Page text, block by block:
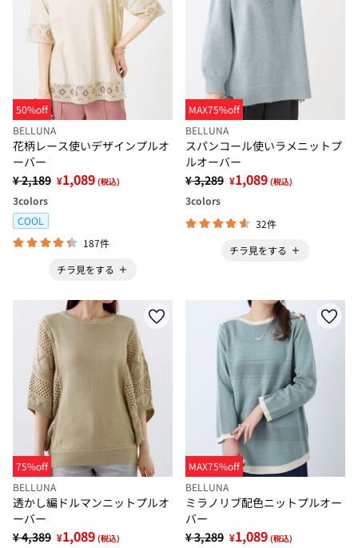
50%off
BELLUNA
花柄レース使いデザインプルオ
ーバー
¥ 2,189 ¥1,089 (税込)
3colors
COOL
187件
チラ見をする
MAX75%off
BELLUNA
スパンコール使いラメニットプ
ルオーバー
¥ 3,289 ¥1,089 (税込)
3colors
32件
チラ見をする
75%off
BELLUNA
透かし編ドルマンニットプルオ
ーバー
¥ 4,389 ¥1,089 (税込)
MAX75%off
BELLUNA
ミラノリブ配色ニットプルオー
バー
¥ 3,289 ¥1,089 (税込)